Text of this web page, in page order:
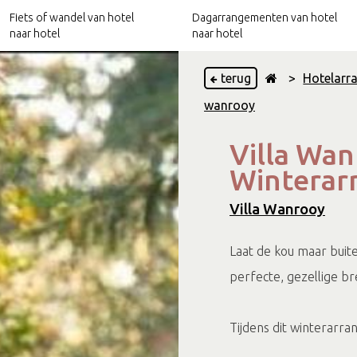
Hotels nabij het Pieterpad
Hotels nabij het Trekvogelpad
Hotels nabij Ode aan het Landschap
Culinaire arrangementen
Relax arrangementen
Culturele arrangementen
Fiets of wandel van hotel
naar hotel
Dagarrangementen van hotel
naar hotel
terug >
wanrooy
Villa
Villa Wanrooy
Laat de kou maar
perfecte, gezellige
Tijdens dit